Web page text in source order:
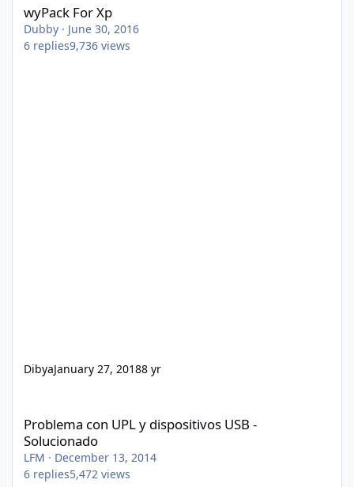
wyPack For Xp
Dubby · June 30, 2016
6 replies9,736 views
DibyaJanuary 27, 20188 yr
Problema con UPL y dispositivos USB -
Solucionado
LFM · December 13, 2014
6 replies5,472 views